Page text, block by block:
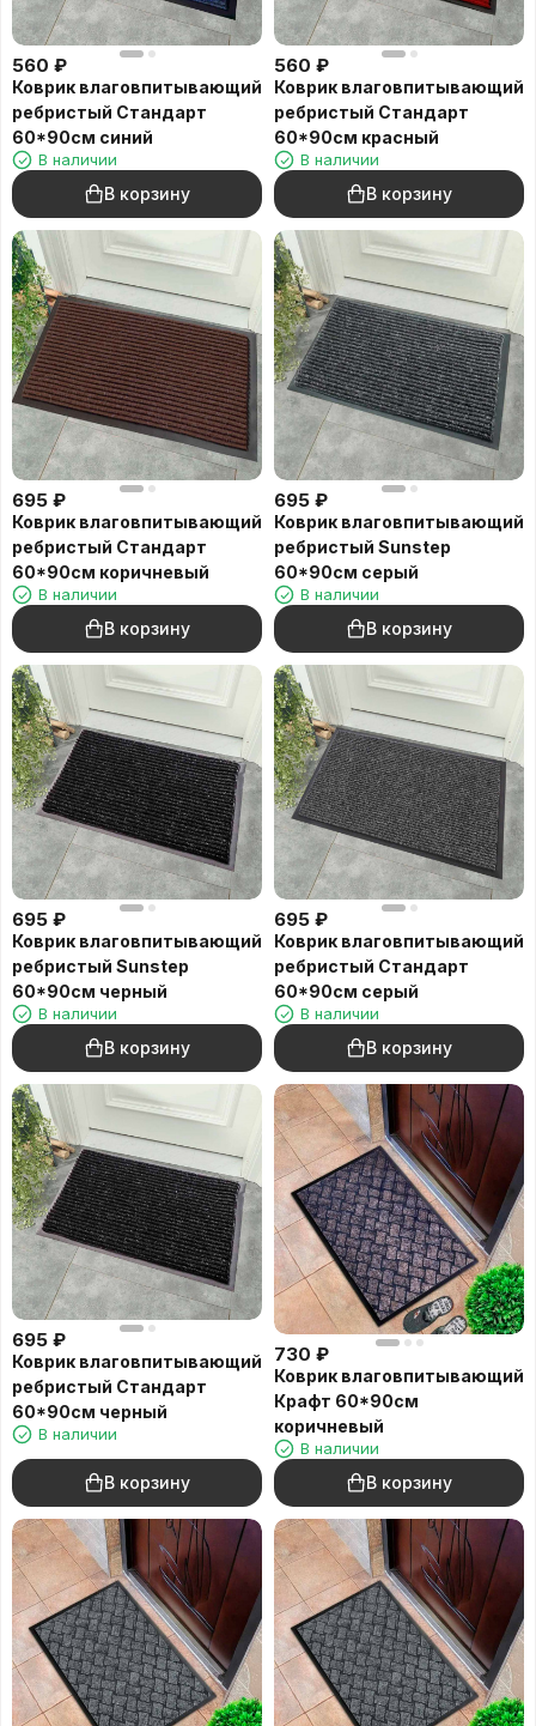
560 ₽
Коврик влаговпитывающий
ребристый Стандарт
60*90см синий
В наличии
В корзину
560 ₽
Коврик влаговпитывающий
ребристый Стандарт
60*90см красный
В наличии
В корзину
695 ₽
Коврик влаговпитывающий
ребристый Стандарт
60*90см коричневый
В наличии
В корзину
695 ₽
Коврик влаговпитывающий
ребристый Sunstep
60*90см серый
В наличии
В корзину
695 ₽
Коврик влаговпитывающий
ребристый Sunstep
60*90см черный
В наличии
В корзину
695 ₽
Коврик влаговпитывающий
ребристый Стандарт
60*90см серый
В наличии
В корзину
695 ₽
Коврик влаговпитывающий
ребристый Стандарт
60*90см черный
В наличии
В корзину
730 ₽
Коврик влаговпитывающий
Крафт 60*90см
коричневый
В наличии
В корзину